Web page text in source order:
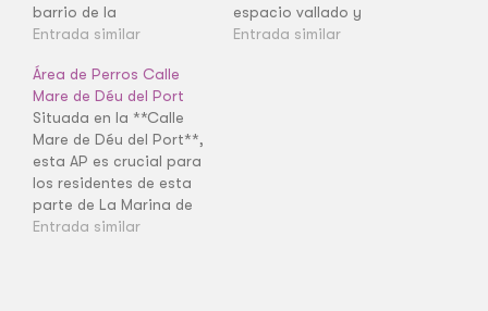
barrio de la
Barceloneta. Esta área
marina y la proximidad
a la playa. Es un punto
clave para los perros
que acompañan a sus
dueños a disfrutar de la
zona costera,…
Entrada similar
espacio vallado y
seguro para el juego en
Entrada similar
Área de Perros Calle
Mare de Déu del Port
Situada en la **Calle
Mare de Déu del Port**,
esta AP es crucial para
los residentes de esta
parte de La Marina de
Port. Es un punto de
Entrada similar